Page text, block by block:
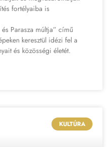
fortélyaiba is
Parasza múltja” című
keresztül idézi fel a
és közösségi életét.
KULTÚRA